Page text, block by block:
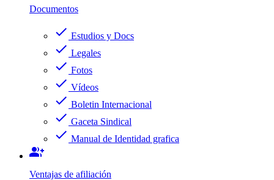
Documentos
check Estudios y Docs
check Legales
check Fotos
check Vídeos
check Boletin Internacional
check Gaceta Sindical
check Manual de Identidad grafica
group_add
Ventajas de afiliación